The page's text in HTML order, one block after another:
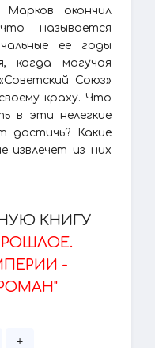
Марков окончил
называется
ее годы
когда могучая
Союз»
краху. Что
в эти нелегкие
достичь? Какие
извлечет из них
КНИГУ
-
+